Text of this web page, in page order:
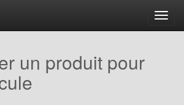
un produit pour